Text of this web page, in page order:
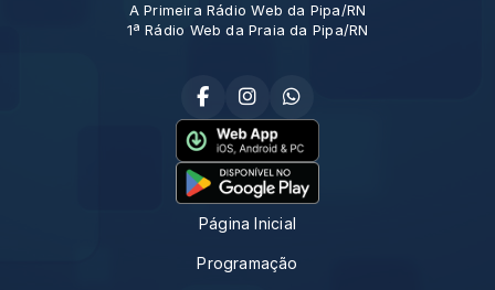
A Primeira Rádio Web da Pipa/RN
1ª Rádio Web da Praia da Pipa/RN
Página Inicial
Programação